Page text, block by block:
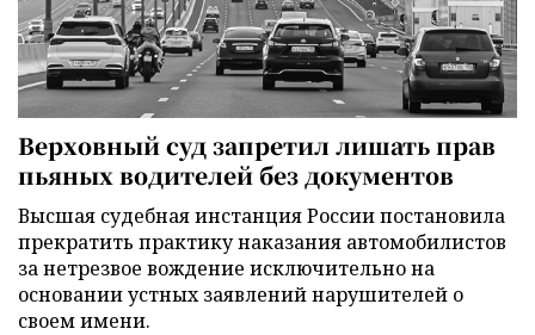
Верховный суд запретил лишать прав
пьяных водителей без документов
Высшая судебная инстанция России постановила
прекратить практику наказания автомобилистов
за нетрезвое вождение исключительно на
основании устных заявлений нарушителей о
своем имени.